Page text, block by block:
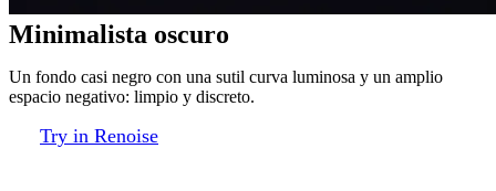
Minimalista oscuro
Un fondo casi negro con una sutil curva luminosa y un amplio
espacio negativo: limpio y discreto.
Try in Renoise